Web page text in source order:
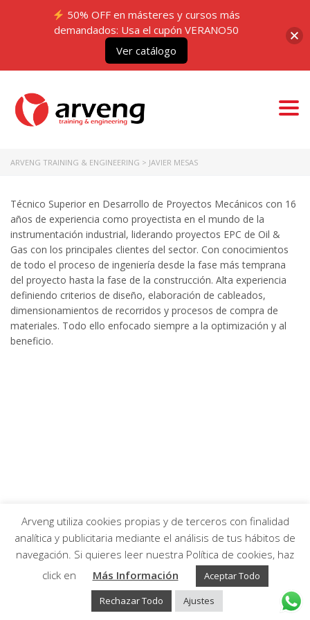
ARVENG TRAINING & ENGINEERING > JAVIER MESAS
Técnico Superior en Desarrollo de Proyectos Mecánicos con 16
años de experiencia como proyectista en el mundo de la
instrumentación industrial, liderando proyectos EPC de Oil &
Gas con los principales clientes del sector. Con conocimientos
de todo el proceso de ingeniería desde la fase más temprana
del proyecto hasta la fase de la construcción. Alta experiencia
definiendo criterios de diseño, elaboración de cableados,
dimensionamientos de recorridos y procesos de compra de
materiales. Todo ello enfocado siempre a la optimización y al
beneficio.
Arveng Training S.L. - Copyright ©2026.
50% OFF en másteres y cursos más
demandados: Usa el cupón VERANO50
Ver catálogo
Arveng utiliza cookies propias y de terceros con finalidad
analítica y publicitaria mediante el análisis de tus hábitos de
navegación. Si quieres leer nuestra Política de cookies, haz
click en
Más Información
Aceptar Todo
Rechazar Todo
Ajustes